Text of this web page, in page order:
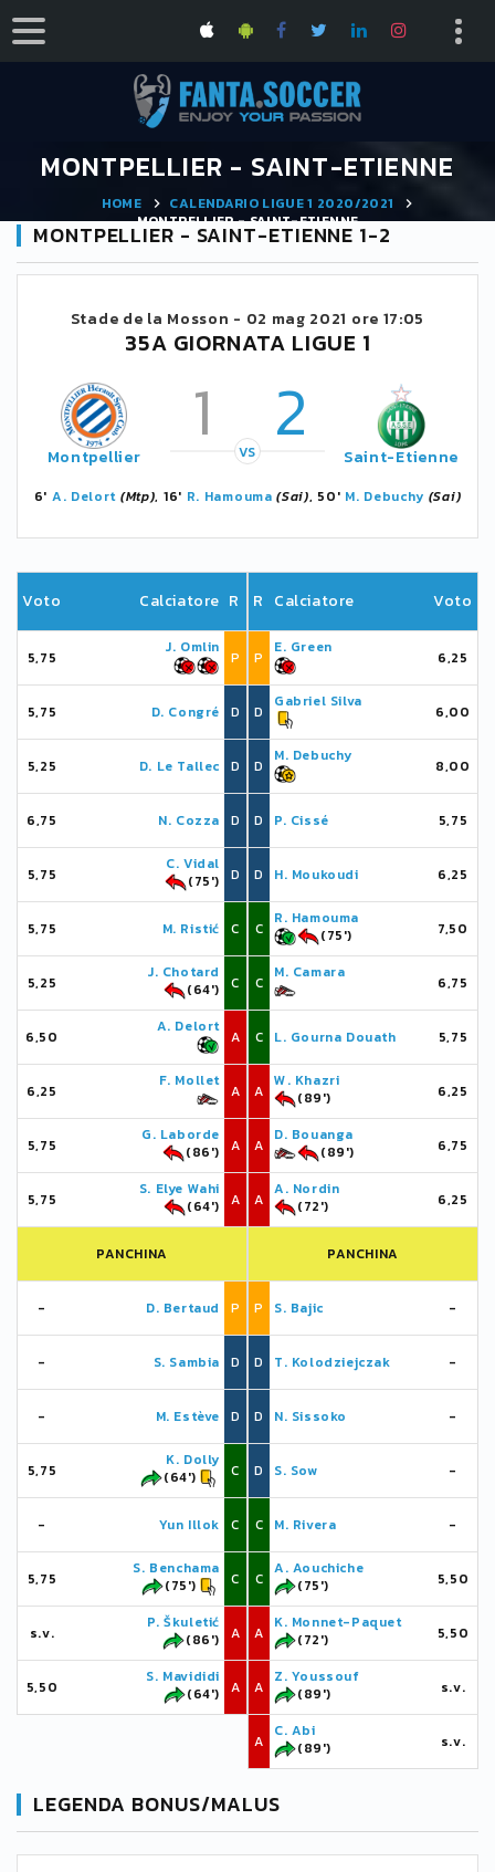
MONTPELLIER - SAINT-ETIENNE
HOME
CALENDARIO LIGUE 1 2020/2021
MONTPELLIER - SAINT-ETIENNE
MONTPELLIER - SAINT-ETIENNE 1-2
Stade de la Mosson - 02 mag 2021 ore 17:05
35A GIORNATA LIGUE 1
Montpellier 1 2
VS Saint-Etienne
6' A. Delort (Mtp), 16' R. Hamouma (Sai), 50' M. Debuchy (Sai)
Voto Calciatore R
5,75
J. Omlin
P
5,75 D. Congré D
5,25 D. Le Tallec D
6,75 N. Cozza D
5,75
C. Vidal
(75')
D
5,75 M. Ristić C
5,25
J. Chotard
(64')
C
6,50
A. Delort
A
6,25
F. Mollet
A
5,75
G. Laborde
(86')
A
5,75
S. Elye Wahi
(64')
A
PANCHINA
- D. Bertaud P
- S. Sambia D
- M. Estève D
5,75
K. Dolly
(64')
C
- Yun Illok C
5,75
S. Benchama
(75')
C
s.v.
P. Škuletić
(86')
A
5,50
S. Mavididi
(64')
A
R Calciatore Voto
P
E. Green
6,25
D
Gabriel Silva
6,00
D
M. Debuchy
8,00
D P. Cissé 5,75
D H. Moukoudi 6,25
C
R. Hamouma
(75')
7,50
C
M. Camara
6,75
C L. Gourna Douath 5,75
A
W. Khazri
(89')
6,25
A
D. Bouanga
(89')
6,75
A
A. Nordin
(72')
6,25
PANCHINA
P S. Bajic -
D T. Kolodziejczak -
D N. Sissoko -
D S. Sow -
C M. Rivera -
C
A. Aouchiche
(75')
5,50
A
K. Monnet-Paquet
(72')
5,50
A
Z. Youssouf
(89')
s.v.
A
C. Abi
(89')
s.v.
LEGENDA BONUS/MALUS